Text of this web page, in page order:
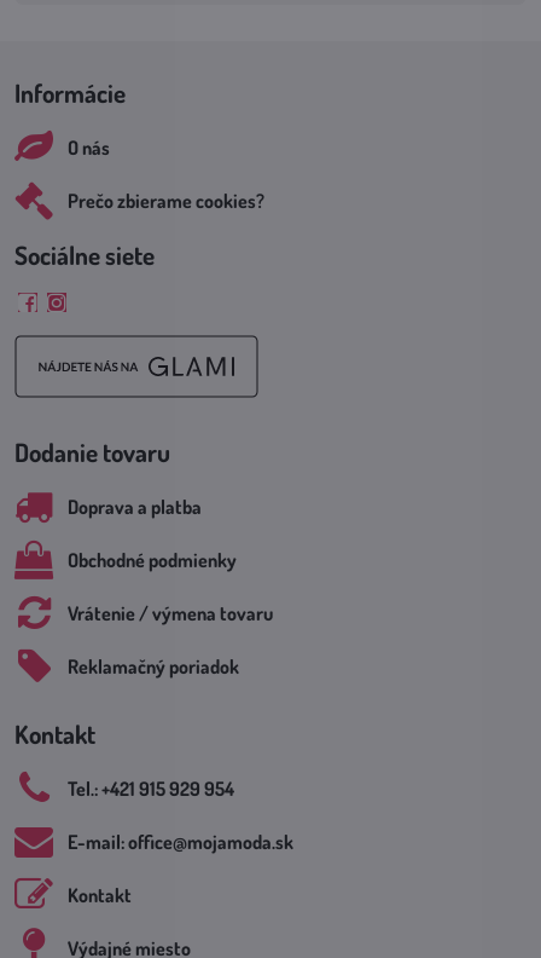
Informácie
O nás
Prečo zbierame cookies?
Sociálne siete
FacebookInstagram
Dodanie tovaru
Doprava a platba
Obchodné podmienky
Vrátenie / výmena tovaru
Reklamačný poriadok
Kontakt
Tel​.: +421 915 929 954
E-mail: office​@mojamoda​.sk
Kontakt
Výdajné miesto